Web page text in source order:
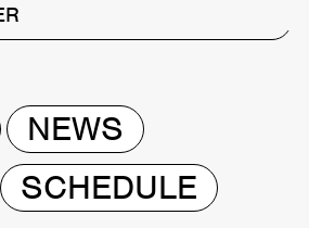
NEWS
SCHEDULE